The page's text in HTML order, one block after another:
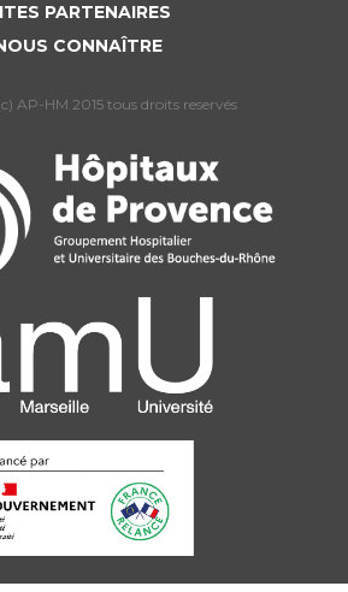
PARTENAIRES
CONNAÎTRE
AP-HM 2015 tous droits reservés